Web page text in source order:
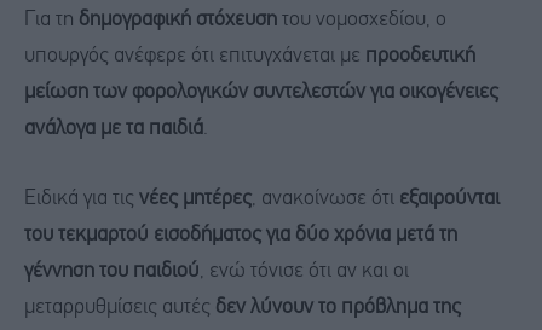
Για τη δημογραφική στόχευση του νομοσχεδίου, ο
υπουργός ανέφερε ότι επιτυγχάνεται με προοδευτική
μείωση των φορολογικών συντελεστών για οικογένειες
ανάλογα με τα παιδιά.
Ειδικά για τις νέες μητέρες, ανακοίνωσε ότι εξαιρούνται
του τεκμαρτού εισοδήματος για δύο χρόνια μετά τη
γέννηση του παιδιού, ενώ τόνισε ότι αν και οι
μεταρρυθμίσεις αυτές δεν λύνουν το πρόβλημα της